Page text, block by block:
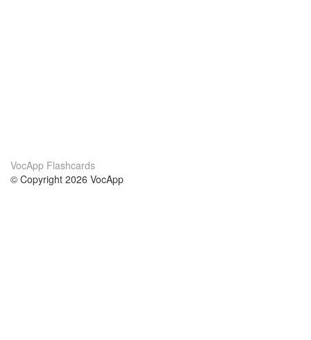
VocApp Flashcards
© Copyright 2026 VocApp